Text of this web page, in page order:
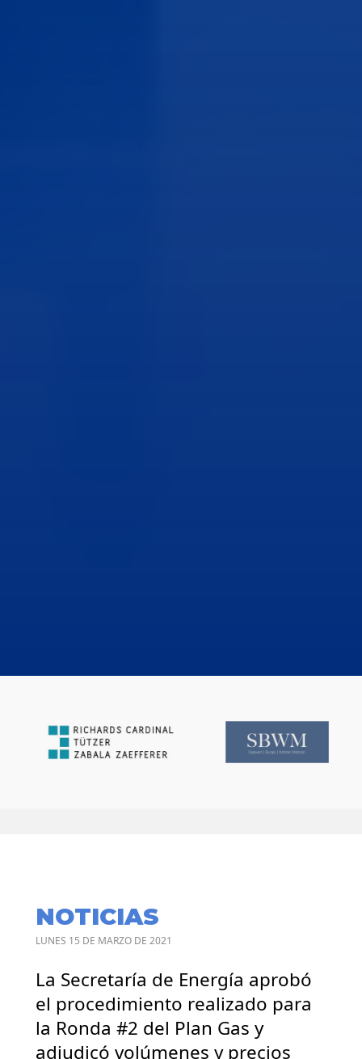
NOTICIAS
LUNES 15 DE MARZO DE 2021
La Secretaría de Energía aprobó
el procedimiento realizado para
la Ronda #2 del Plan Gas y
adjudicó volúmenes y precios